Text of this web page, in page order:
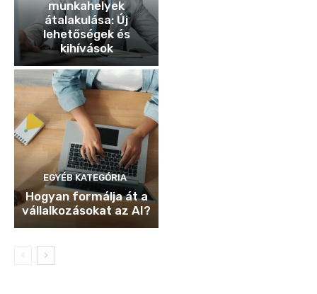
munkahelyek
átalakulása: Új
lehetőségek és
kihívások
EGYÉB KATEGÓRIA
Hogyan formálja át a
vállalkozásokat az AI?